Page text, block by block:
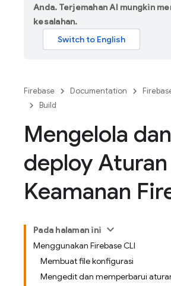
Anda. Terjemahan AI mungkin
kesalahan.
Firebase Documentation
Build
Mengelola
deploy Aturan
Keamanan
Pada halaman ini
Menggunakan Firebase CLI
Membuat file konfigurasi
Mengedit dan memperbarui